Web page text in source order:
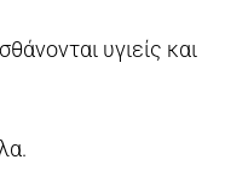
υγιείς και